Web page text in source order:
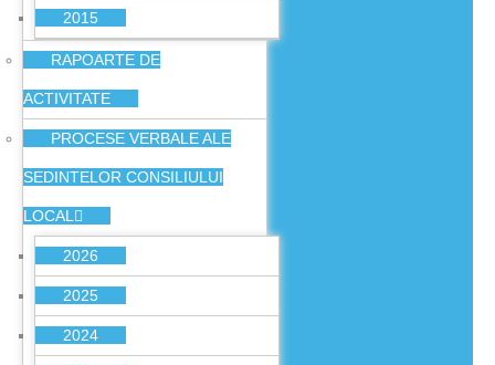
2015
RAPOARTE DE
ACTIVITATE
PROCESE VERBALE ALE
SEDINTELOR CONSILIULUI
LOCAL
2026
2025
2024